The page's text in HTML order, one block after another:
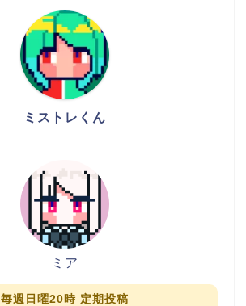
ミストレくん
ミア
毎週日曜20時 定期投稿